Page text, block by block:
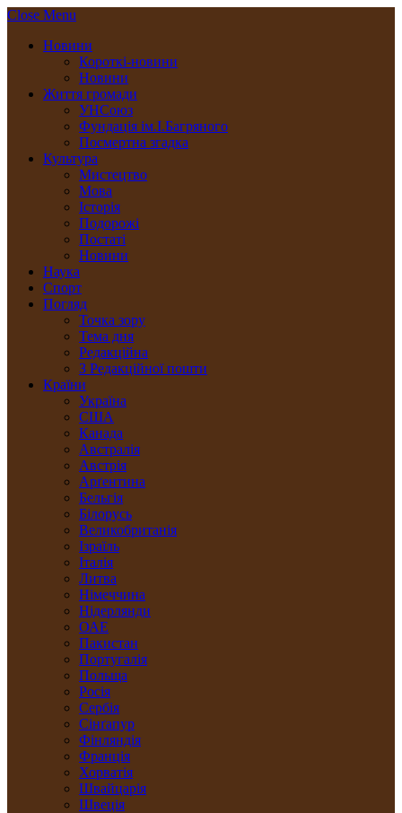
Close Menu
Новини
Короткі-новини
Новини
Життя громади
УНСоюз
Фундація ім.І.Багряного
Посмертна згадка
Культура
Мистецтво
Мова
Історія
Подорожі
Постаті
Новини
Наука
Спорт
Погляд
Точка зору
Тема дня
Редакційна
З Редакційної пошти
Країни
Україна
США
Канада
Австралія
Австрія
Арґентина
Бельгія
Білорусь
Великобританія
Ізраїль
Італія
Литва
Німеччина
Нідерлянди
ОАЕ
Пакистан
Португалія
Польща
Росія
Сербія
Сінґапур
Фінляндія
Франція
Хорватія
Швайцарія
Швеція